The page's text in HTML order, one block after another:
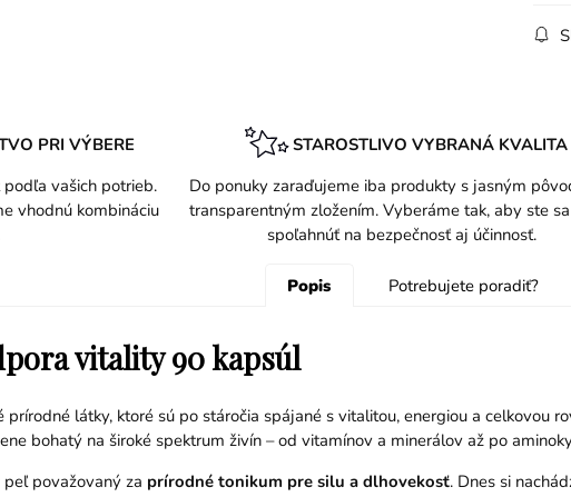
PRI VÝBERE
vašich potrieb.
vhodnú kombináciu
STAROSTLIVO VYBRANÁ KVALITA
Do ponuky zaraďujeme iba produkty s jasným
transparentným zložením. Vyberáme tak, aby ste
spoľahnúť na bezpečnosť aj účinnosť.
Popis Potrebujete poradiť?
vitality 90 kapsúl
látky, ktoré sú po stáročia spájané s vitalitou, energiou a celkovou
bohatý na široké spektrum živín – od vitamínov a minerálov až po
považovaný za prírodné tonikum pre silu a dlhovekosť. Dnes si